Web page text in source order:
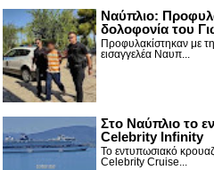
Ναύπλιο:
δολοφονία του
Προφυλακίστηκαν με
εισαγγελέα Ναυπ...
Στο Ναύπλιο το
Celebrity Infinity
Το εντυπωσιακό
Celebrity Cruise...